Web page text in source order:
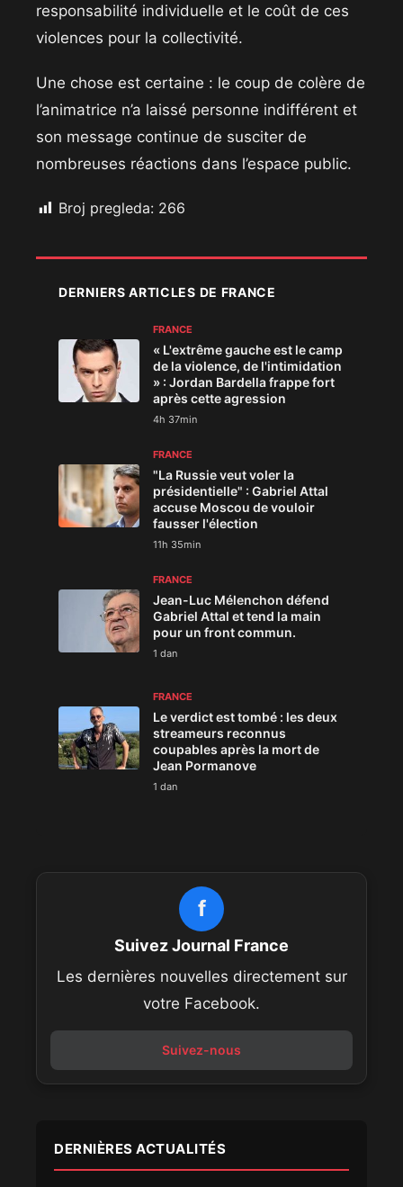
responsabilité individuelle et le coût de ces
violences pour la collectivité.
Une chose est certaine : le coup de colère de
l’animatrice n’a laissé personne indifférent et
son message continue de susciter de
nombreuses réactions dans l’espace public.
Broj pregleda: 266
DERNIERS ARTICLES DE FRANCE
FRANCE
« L'extrême gauche est le camp
de la violence, de l'intimidation
» : Jordan Bardella frappe fort
après cette agression
4h 37min
FRANCE
"La Russie veut voler la
présidentielle" : Gabriel Attal
accuse Moscou de vouloir
fausser l'élection
11h 35min
FRANCE
Jean-Luc Mélenchon défend
Gabriel Attal et tend la main
pour un front commun.
1 dan
FRANCE
Le verdict est tombé : les deux
streameurs reconnus
coupables après la mort de
Jean Pormanove
1 dan
f
Suivez Journal France
Les dernières nouvelles directement sur
votre Facebook.
Suivez-nous
DERNIÈRES ACTUALITÉS